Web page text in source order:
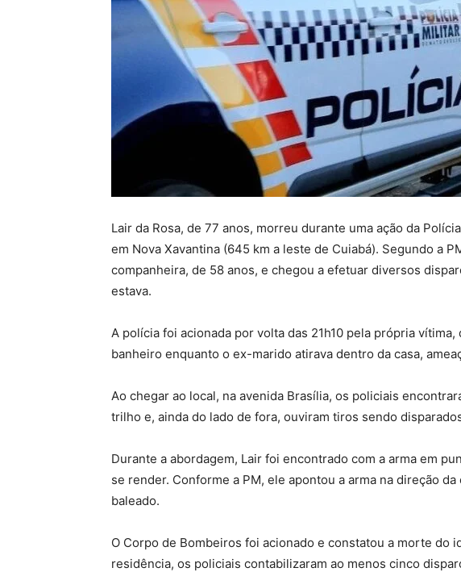
Lair da Rosa, de 77 anos, morreu durante uma ação da
em Nova Xavantina (645 km a leste de Cuiabá). Segundo a
companheira, de 58 anos, e chegou a efetuar diversos
estava.
A polícia foi acionada por volta das 21h10 pela própria
banheiro enquanto o ex-marido atirava dentro da casa,
Ao chegar ao local, na avenida Brasília, os policiais
trilho e, ainda do lado de fora, ouviram tiros sendo
Durante a abordagem, Lair foi encontrado com a arma em
se render. Conforme a PM, ele apontou a arma na direção
baleado.
O Corpo de Bombeiros foi acionado e constatou a morte do
residência, os policiais contabilizaram ao menos cinco